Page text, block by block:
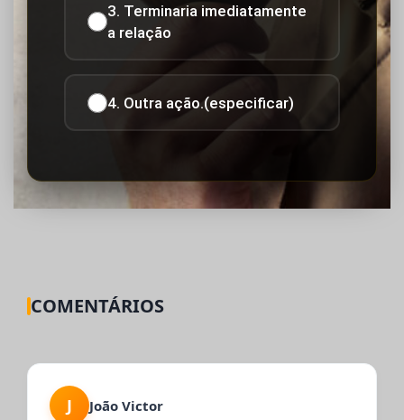
3. Terminaria imediatamente
a relação
4. Outra ação.(especificar)
COMENTÁRIOS
J João Victor